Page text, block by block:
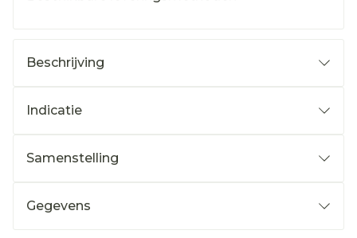
Beschrijving
Indicatie
Samenstelling
Gegevens